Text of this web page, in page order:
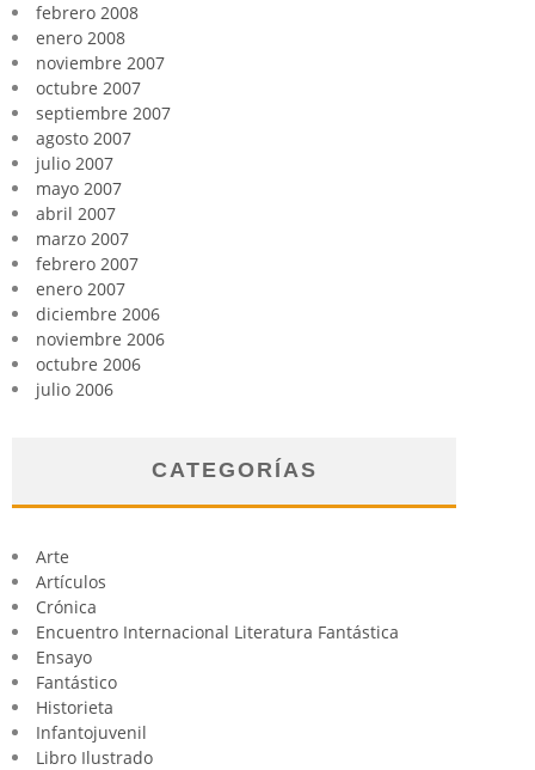
febrero 2008
enero 2008
noviembre 2007
octubre 2007
septiembre 2007
agosto 2007
julio 2007
mayo 2007
abril 2007
marzo 2007
febrero 2007
enero 2007
diciembre 2006
noviembre 2006
octubre 2006
julio 2006
CATEGORÍAS
Arte
Artículos
Crónica
Encuentro Internacional Literatura Fantástica
Ensayo
Fantástico
Historieta
Infantojuvenil
Libro Ilustrado